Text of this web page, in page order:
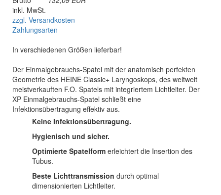
inkl. MwSt.
zzgl. Versandkosten
Zahlungsarten
In verschiedenen Größen lieferbar!
Der Einmalgebrauchs-Spatel mit der anatomisch perfekten
Geometrie des HEINE Classic+ Laryngoskops, des weltweit
meistverkauften F.O. Spatels mit integriertem Lichtleiter. Der
XP Einmalgebrauchs-Spatel schließt eine
Infektionsübertragung effektiv aus.
Keine Infektionsübertragung.
Hygienisch und sicher.
Optimierte Spatelform erleichtert die Insertion des
Tubus.
Beste Lichttransmission durch optimal
dimensionierten Lichtleiter.